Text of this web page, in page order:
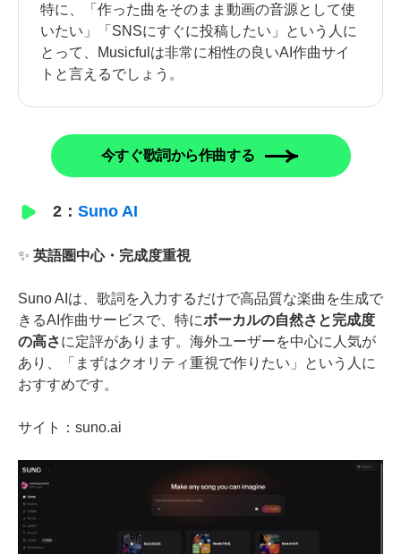
特に、「作った曲をそのまま動画の音源として使
いたい」「SNSにすぐに投稿したい」という人に
とって、Musicfulは非常に相性の良いAI作曲サイ
トと言えるでしょう。
今すぐ歌詞から作曲する
2： Suno AI
✨ 英語圏中心・完成度重視
Suno AIは、歌詞を入力するだけで高品質な楽曲を生成で
きるAI作曲サービスで、特にボーカルの自然さと完成度
の高さに定評があります。海外ユーザーを中心に人気が
あり、「まずはクオリティ重視で作りたい」という人に
おすすめです。
サイト：suno.ai